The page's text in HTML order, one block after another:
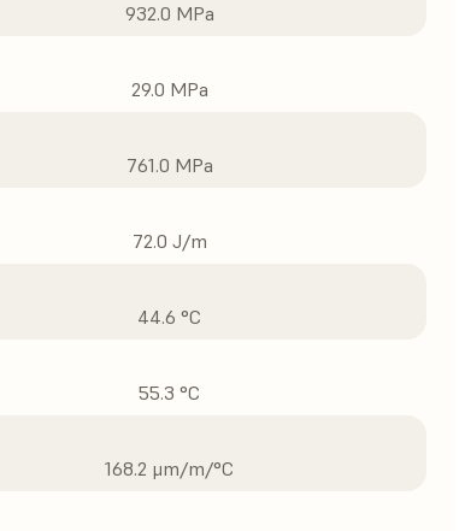
932.0 MPa
29.0 MPa
761.0 MPa
72.0 J/m
44.6 °C
55.3 °C
168.2 μm/m/°C